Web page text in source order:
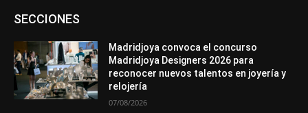
SECCIONESAsociaciones
Entrevistas
Mundo Técnico
Novedades Opiniones
Perspectiva
Premios
Secciones Sin categoría
Más
Madridjoya convoca el concurso
Madridjoya Designers 2026 para
reconocer nuevos talentos en joyería y
relojería
07/08/2026